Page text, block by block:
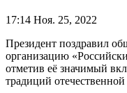
17:14 Ноя. 25, 2022
Президент поздравил
организацию
отметив её значимый
традиций